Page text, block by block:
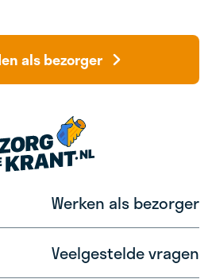
als bezorger
Werken als bezorger
Veelgestelde vragen